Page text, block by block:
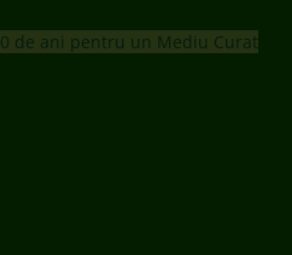
de ani pentru un Mediu Curat